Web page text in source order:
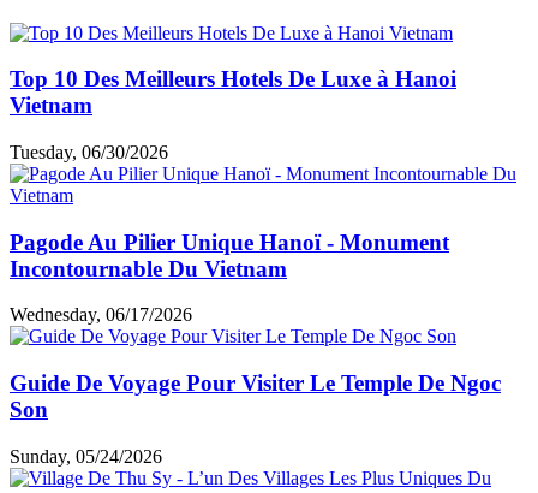
Top 10 Des Meilleurs Hotels De Luxe à Hanoi
Vietnam
Tuesday, 06/30/2026
Pagode Au Pilier Unique Hanoï - Monument
Incontournable Du Vietnam
Wednesday, 06/17/2026
Guide De Voyage Pour Visiter Le Temple De Ngoc
Son
Sunday, 05/24/2026